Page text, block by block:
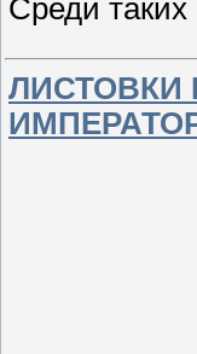
Среди
ЛИСТОВКИ